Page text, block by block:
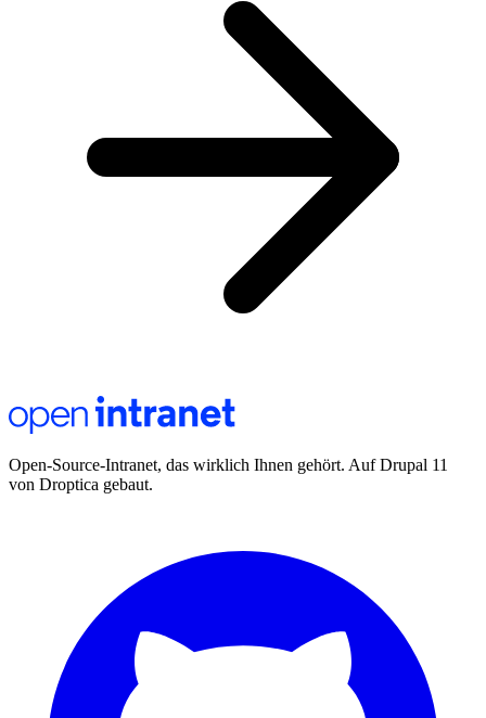
Open-Source-Intranet, das wirklich Ihnen gehört. Auf Drupal 11
von Droptica gebaut.